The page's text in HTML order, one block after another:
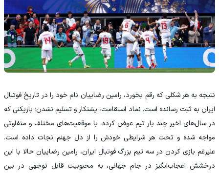
نتیجه به هر شکلی که رقم بخورد، رامین رضاییان نام خود را در تاریخ فوتبال
ایران به ثبت رسانده است. نماد استقامت، پشتکار و تسلیم نشدن؛ بازیکنی که
در سال‌های اخیر چند بار تیم عوض کرده، با موقعیت‌های مختلف و متفاوتی
مواجه شده و تحت هر شرایطی خودش را از دل جهنم نجات داده است.
علیرغم بازی کردن در سه تیم بزرگ فوتبال ایران، رامین رضاییان حالا با این
درخشش اعجاب‌انگیز در جام جهانی، به محبوبیت قابل توجهی در بین